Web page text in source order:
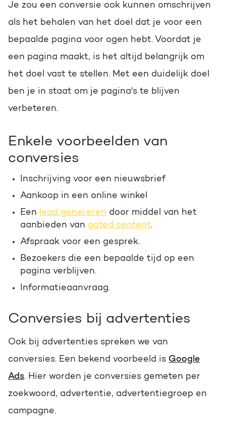
AI services
Praktisch én slim toepasbaar
HUBSPOT PORTAL REVIEW
HUBSPOT NIEUWSBRIEF
Op de hoogte blijven van het
laatste HubSpot nieuws?
Schrijf je nu in!
Neem contact met ons op
Awards
Bekijk onze onderscheidingen
Check de vacatures
Je zou een conversie ook kunnen omschrijven
als het behalen van het doel dat je voor een
bepaalde pagina voor ogen hebt. Voordat je
een pagina maakt, is het altijd belangrijk om
het doel vast te stellen. Met een duidelijk doel
ben je in staat om je pagina's te blijven
verbeteren.
Enkele voorbeelden van
conversies
Inschrijving voor een nieuwsbrief
Aankoop in een online winkel
Een
lead genereren door middel van het
aanbieden van gated content.
Afspraak voor een gesprek.
Bezoekers die een bepaalde tijd op een
pagina verblijven.
Informatieaanvraag.
Conversies bij advertenties
Ook bij advertenties spreken we van
conversies. Een bekend voorbeeld is Google
Ads. Hier worden je conversies gemeten per
zoekwoord, advertentie, advertentiegroep en
campagne.